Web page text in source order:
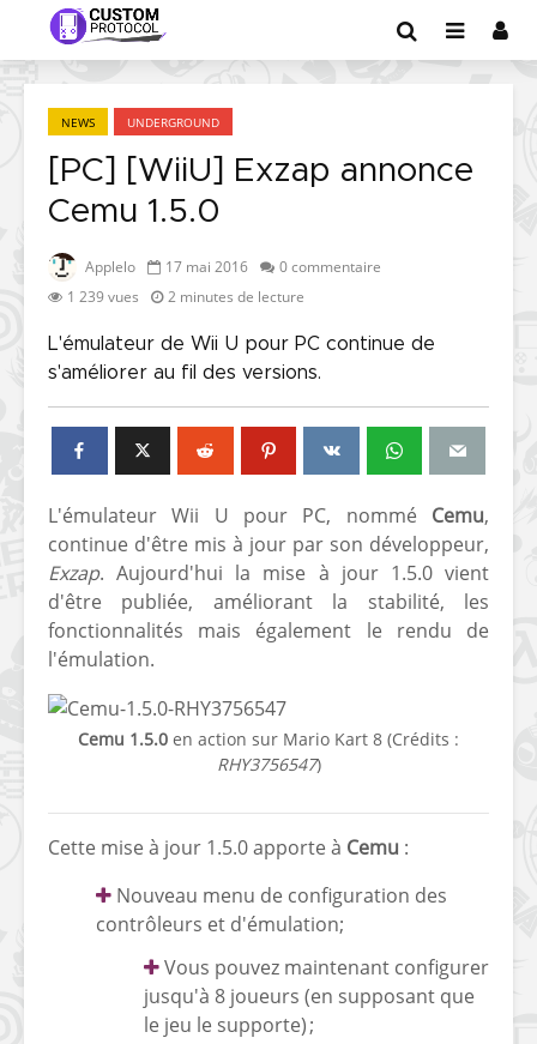
NEWS UNDERGROUND
[PC] [WiiU] Exzap annonce
Cemu 1.5.0
Applelo 17 mai 2016
0 commentaire
1 239 vues
2 minutes de lecture
L'émulateur de Wii U pour PC continue de
s'améliorer au fil des versions.
L'émulateur Wii U pour PC, nommé Cemu,
continue d'être mis à jour par son développeur,
Exzap. Aujourd'hui la mise à jour 1.5.0 vient
d'être publiée, améliorant la stabilité, les
fonctionnalités mais également le rendu de
l'émulation.
Cemu 1.5.0 en action sur Mario Kart 8 (Crédits :
RHY3756547)
Cette mise à jour 1.5.0 apporte à Cemu :
Nouveau menu de configuration des
contrôleurs et d'émulation;
Vous pouvez maintenant configurer
jusqu'à 8 joueurs (en supposant que
le jeu le supporte) ;